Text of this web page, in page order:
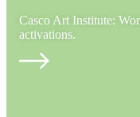
Casco Art Institute:
activations.